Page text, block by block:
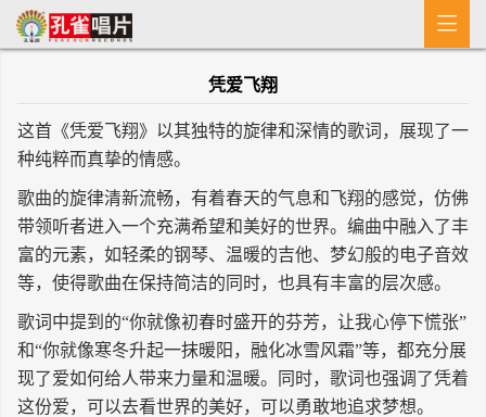
首 页
MV
新闻
艺人介绍
专辑
收歌

凭爱飞翔
这首《凭爱飞翔》以其独特的旋律和深情的歌词，展现了一
种纯粹而真挚的情感。
歌曲的旋律清新流畅，有着春天的气息和飞翔的感觉，仿佛
带领听者进入一个充满希望和美好的世界。编曲中融入了丰
富的元素，如轻柔的钢琴、温暖的吉他、梦幻般的电子音效
等，使得歌曲在保持简洁的同时，也具有丰富的层次感。
歌词中提到的“你就像初春时盛开的芬芳，让我心停下慌张”
和“你就像寒冬升起一抹暖阳，融化冰雪风霜”等，都充分展
现了爱如何给人带来力量和温暖。同时，歌词也强调了凭着
这份爱，可以去看世界的美好，可以勇敢地追求梦想。